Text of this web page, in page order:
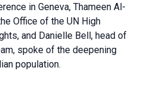
in Geneva, Thameen Al-
Office of the UN High
and Danielle Bell, head of
spoke of the deepening
population.